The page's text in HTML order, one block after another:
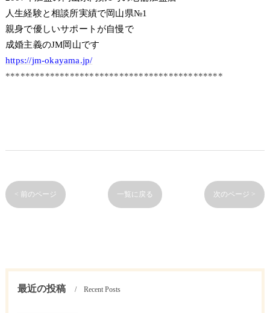
人生経験と相談所実績で岡山県№1
親身で優しいサポートが自慢で
成婚主義のJM岡山です
https://jm-okayama.jp/
********************************************
< 前のページ 一覧に戻る 次のページ >
最近の投稿 Recent Posts